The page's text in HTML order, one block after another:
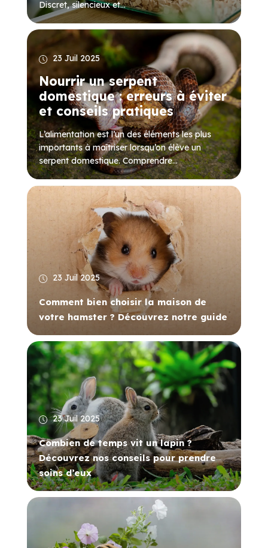
Discret, silencieux et...
23 Juil 2025
Nourrir un serpent
domestique : erreurs à éviter
et conseils pratiques
L’alimentation est l’un des éléments les plus
importants à maîtriser lorsqu’on élève un
serpent domestique. Comprendre...
23 Juil 2025
Comment bien choisir la maison de
votre hamster ? Découvrez notre guide
23 Juil 2025
Combien de temps vit un lapin ?
Découvrez nos conseils pour prendre
soins d’eux